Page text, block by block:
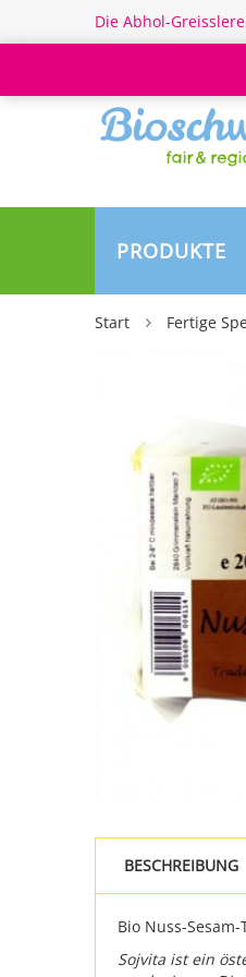
Die Abhol-
PRODUKTE
Start Fertige
BESCHREIBUNG
Bio Nuss-
Sojvita ist ein